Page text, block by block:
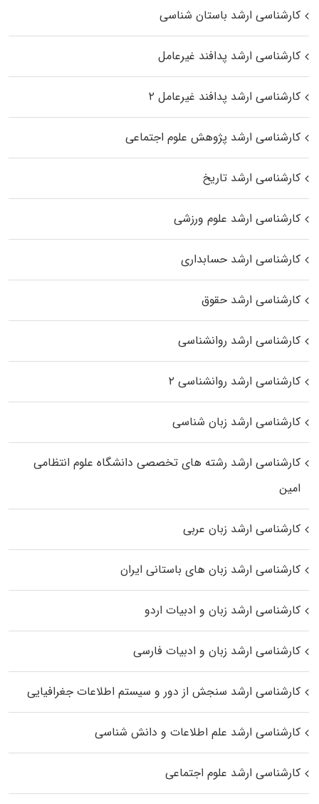
کارشناسی ارشد باستان شناسی
کارشناسی ارشد پدافند غیرعامل
کارشناسی ارشد پدافند غیرعامل ۲
کارشناسی ارشد پژوهش علوم اجتماعی
کارشناسی ارشد تاریخ
کارشناسی ارشد علوم ورزشی
کارشناسی ارشد حسابداری
کارشناسی ارشد حقوق
کارشناسی ارشد روانشناسی
کارشناسی ارشد روانشناسی ۲
کارشناسی ارشد زبان شناسی
کارشناسی ارشد رﺷﺘﻪ ﻫﺎی تخصصی داﻧﺸﮕﺎه ﻋﻠﻮم انتظامی
اﻣﻴﻦ
کارشناسی ارشد زبان عربی
کارشناسی ارشد زبان‌ های باستانی ایران
کارشناسی ارشد زبان و ادبیات اردو
کارشناسی ارشد زبان و ادبیات فارسی
کارشناسی ارشد سنجش از دور و سیستم اطلاعات جغرافیایی
کارشناسی ارشد علم اطلاعات و دانش شناسی
کارشناسی ارشد علوم اجتماعی